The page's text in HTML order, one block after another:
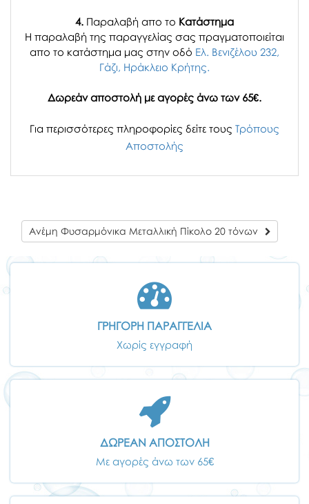
4. Παραλαβή απο το Κατάστημα
H παραλαβή της παραγγελίας σας πραγματοποιείται
απο το κατάστημα μας στην οδό Ελ. Βενιζέλου 232,
Γάζι, Ηράκλειο Κρήτης.
Δωρεάν αποστολή με αγορές άνω των 65€.
Για περισσότερες πληροφορίες δείτε τους Τρόπους
Αποστολής
Ανέμη Φυσαρμόνικα Μεταλλική Πίκολο 20 τόνων
ΓΡΗΓΟΡΗ ΠΑΡΑΓΓΕΛΙΑ
Χωρίς εγγραφή
ΔΩΡΕΑΝ ΑΠΟΣΤΟΛΗ
Με αγορές άνω των 65€